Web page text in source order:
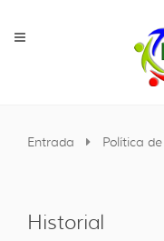
Entrada Política
Historial